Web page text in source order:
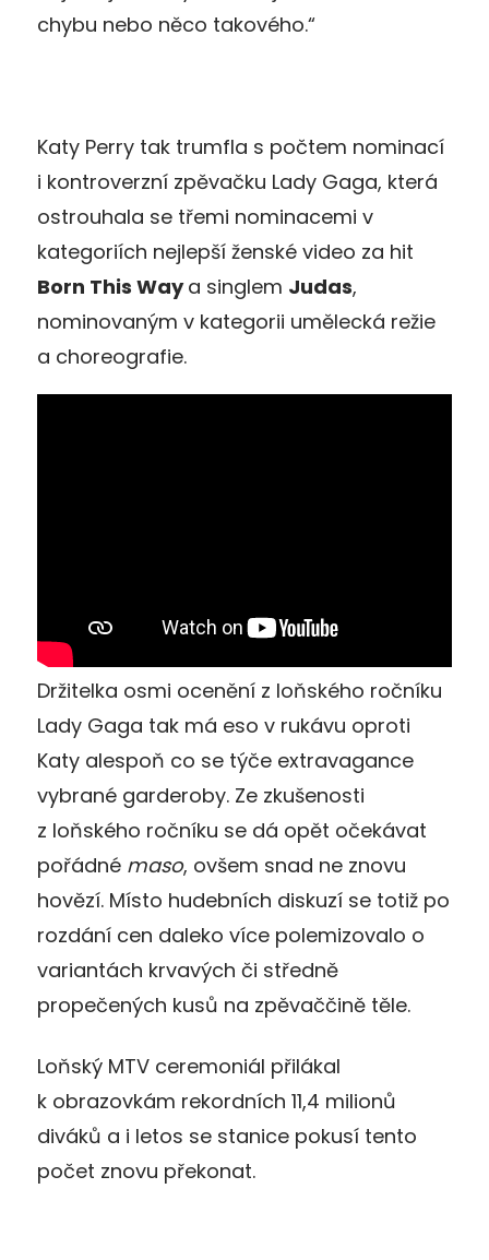
chybu nebo něco takového.“
Katy Perry tak trumfla s počtem nominací
i kontroverzní zpěvačku Lady Gaga, která
ostrouhala se třemi nominacemi v
kategoriích nejlepší ženské video za hit
Born This Waya singlem Judas,
nominovaným v kategorii umělecká režie
a choreografie.
Držitelka osmi ocenění z loňského ročníku
Lady Gaga tak má eso v rukávu oproti
Katy alespoň co se týče extravagance
vybrané garderoby. Ze zkušenosti
z loňského ročníku se dá opět očekávat
pořádné maso, ovšem snad ne znovu
hovězí. Místo hudebních diskuzí se totiž po
rozdání cen daleko více polemizovalo o
variantách krvavých či středně
propečených kusů na zpěvaččině těle.
Loňský MTV ceremoniál přilákal
k obrazovkám rekordních 11,4 milionů
diváků a i letos se stanice pokusí tento
počet znovu překonat.